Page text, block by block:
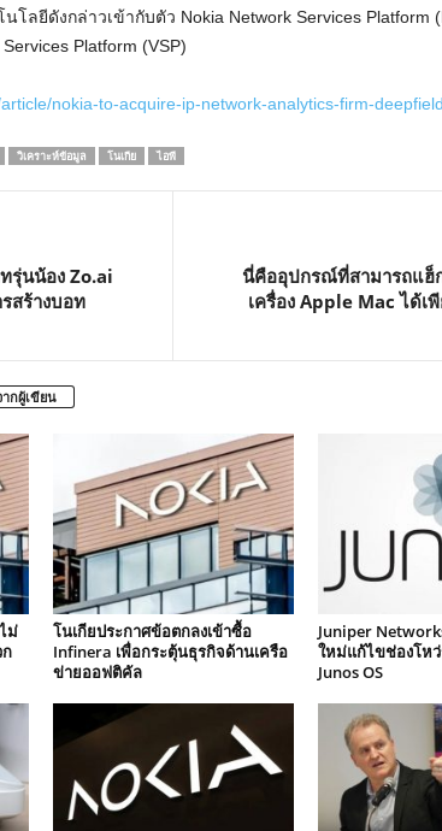
โลยีดังกล่าวเข้ากับตัว Nokia Network Services Platform
Platform (VSP)
nokia-to-acquire-ip-network-analytics-firm-
วิเคราะห์ข้อมูล โนเกีย ไอพี
รุ่นน้อง Zo.ai
สร้างบอท
นี่คืออุปกรณ์ที่สามารถแฮ็
เครื่อง Apple Mac ได้เ
ากผู้เขียน
ม่
โนเกียประกาศข้อตกลงเข้าซื้อ
Infinera เพื่อกระตุ้นธุรกิจด้านเครือ
ข่ายออฟติคัล
Juniper
ใหม่แก้ไขช่องโห
Junos OS